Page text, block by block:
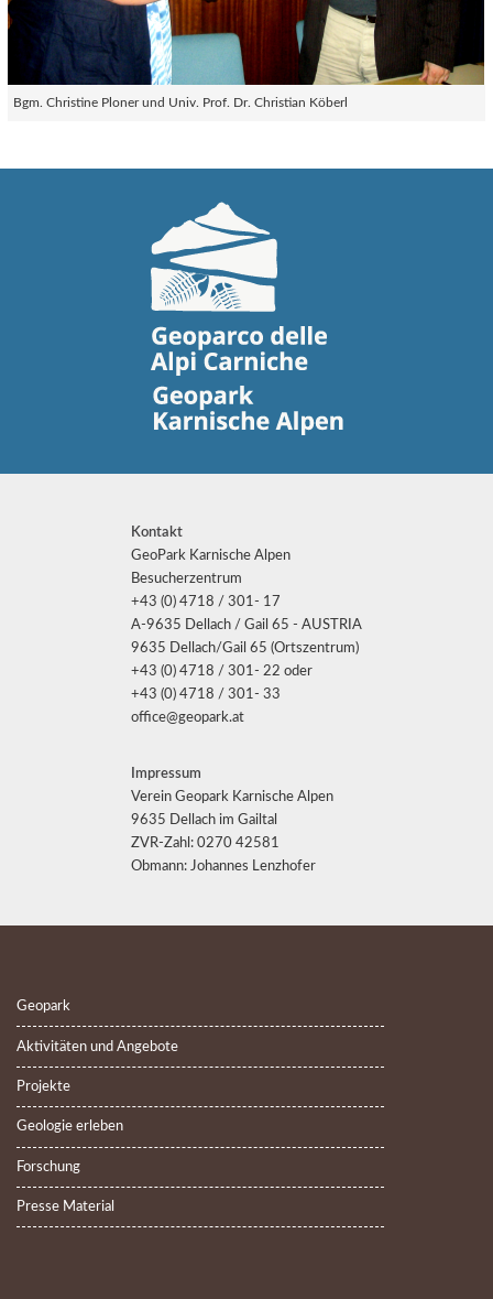
Bgm. Christine Ploner und Univ. Prof. Dr. Christian Köberl
Kontakt
GeoPark Karnische Alpen
Besucherzentrum
+43 (0) 4718 / 301- 17
A-9635 Dellach / Gail 65 - AUSTRIA
9635 Dellach/Gail 65 (Ortszentrum)
+43 (0) 4718 / 301- 22 oder
+43 (0) 4718 / 301- 33
office@geopark.at
Impressum
Verein Geopark Karnische Alpen
9635 Dellach im Gailtal
ZVR-Zahl: 0270 42581
Obmann: Johannes Lenzhofer
Geopark
Aktivitäten und Angebote
Projekte
Geologie erleben
Forschung
Presse Material